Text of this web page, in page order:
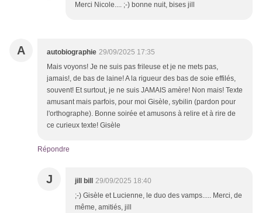
Merci Nicole.... ;-) bonne nuit, bises jill
A autobiographie 29/09/2025 17:35
Mais voyons! Je ne suis pas frileuse et je ne mets pas,
jamais!, de bas de laine! A la rigueur des bas de soie effilés,
souvent! Et surtout, je ne suis JAMAIS amère! Non mais! Texte
amusant mais parfois, pour moi Gisèle, sybilin (pardon pour
l'orthographe). Bonne soirée et amusons à relire et à rire de
ce curieux texte! Gisèle
Répondre
J jill bill
29/09/2025 18:40
;-) Gisèle et Lucienne, le duo des vamps..... Merci, de
même, amitiés, jill